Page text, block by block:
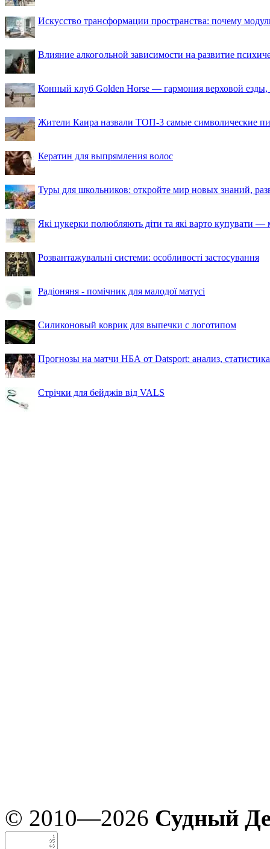
Искусство трансформации пространства: почему
Влияние алкогольной зависимости на развитие
Конный клуб Golden Horse — гармония верховой езды,
Жители Каира назвали ТОП-3 самые символические
Кератин для выпрямления волос
Туры для школьников: откройте мир новых знаний,
Які цукерки полюбляють діти та які варто купувати —
Розвантажувальні системи: особливості застосування
Радіоняня - помічник для малодої матусі
Силиконовый коврик для выпечки с логотипом
Прогнозы на матчи НБА от Datsport: анализ,
Стрічки для бейджів від VALS
© 2010—2026 Судный